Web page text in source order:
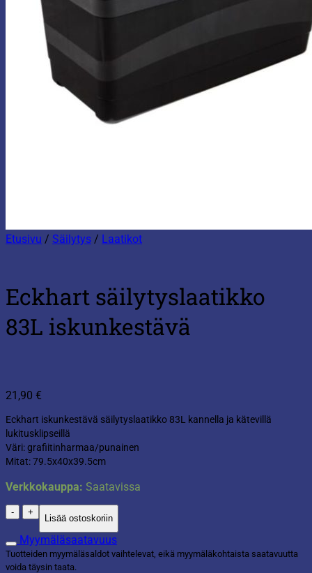
Etusivu / Säilytys / Laatikot
Eckhart säilytyslaatikko
83L iskunkestävä
21,90 €
Eckhart iskunkestävä säilytyslaatikko 83L kannella ja kätevillä
lukitusklipseillä
Väri: grafiitinharmaa/punainen
Mitat: 79.5x40x39.5cm
Verkkokauppa: Saatavissa
Eckhart
säilytyslaatikko
83L
iskunkestävä
määrä
Lisää ostoskoriin
Myymäläsaatavuus
Tuotteiden myymäläsaldot vaihtelevat, eikä myymäläkohtaista saatavuutta
voida täysin taata.